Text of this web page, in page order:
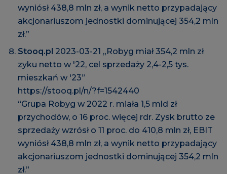
wyniósł 438,8 mln zł, a wynik netto przypadający
akcjonariuszom jednostki dominującej 354,2 mln
zł.”
Stooq.pl 2023-03-21 „Robyg miał 354,2 mln zł
zyku netto w '22, cel sprzedaży 2,4-2,5 tys.
mieszkań w '23”
https://stooq.pl/n/?f=1542440
“Grupa Robyg w 2022 r. miała 1,5 mld zł
przychodów, o 16 proc. więcej rdr. Zysk brutto ze
sprzedaży wzrósł o 11 proc. do 410,8 mln zł, EBIT
wyniósł 438,8 mln zł, a wynik netto przypadający
akcjonariuszom jednostki dominującej 354,2 mln
zł.”